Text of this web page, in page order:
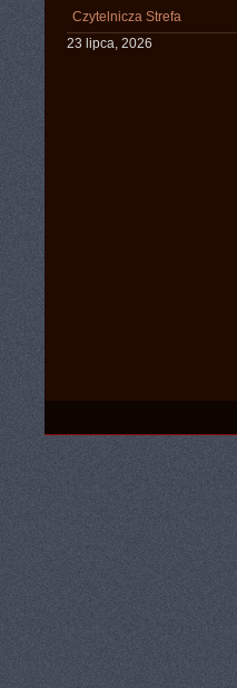
Czytelnicza Strefa
23 lipca, 2026